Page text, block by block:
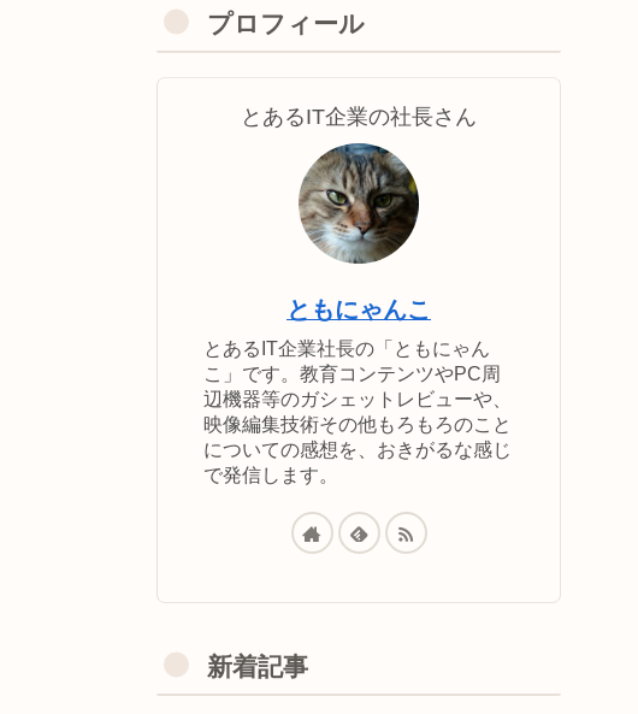
プロフィール
とあるIT企業の社長さん
ともにゃんこ
とあるIT企業社長の「ともにゃん
こ」です。教育コンテンツやPC周
辺機器等のガシェットレビューや、
映像編集技術その他もろもろのこと
についての感想を、おきがるな感じ
で発信します。
新着記事